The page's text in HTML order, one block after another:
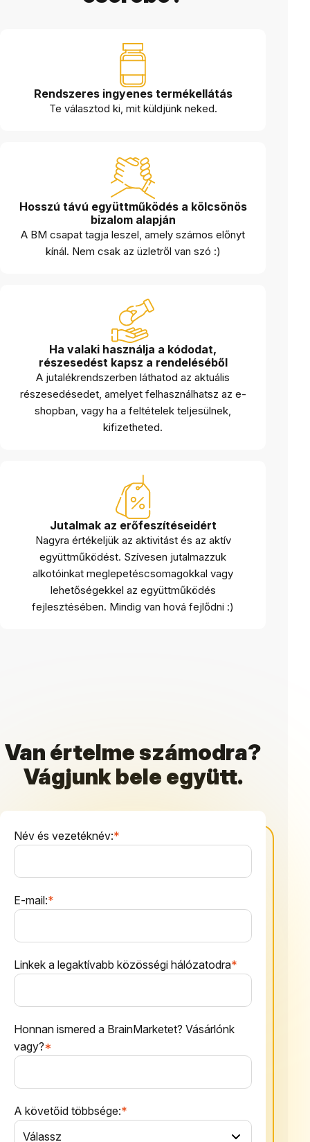
Rendszeres ingyenes termékellátás
Te választod ki, mit küldjünk neked.
Hosszú távú együttműködés a kölcsönös
bizalom alapján
A BM csapat tagja leszel, amely számos előnyt
kínál. Nem csak az üzletről van szó :)
Ha valaki használja a kódodat,
részesedést kapsz a rendeléséből
A jutalékrendszerben láthatod az aktuális
részesedésedet, amelyet felhasználhatsz az e-
shopban, vagy ha a feltételek teljesülnek,
kifizetheted.
Jutalmak az erőfeszítéseidért
Nagyra értékeljük az aktivitást és az aktív
együttműködést. Szívesen jutalmazzuk
alkotóinkat meglepetéscsomagokkal vagy
lehetőségekkel az együttműködés
fejlesztésében. Mindig van hová fejlődni :)
Van értelme számodra?
Vágjunk bele együtt.
Név és vezetéknév:*
E-mail:*
Linkek a legaktívabb közösségi hálózatodra*
Honnan ismered a BrainMarketet? Vásárlónk
vagy?*
A követőid többsége:*